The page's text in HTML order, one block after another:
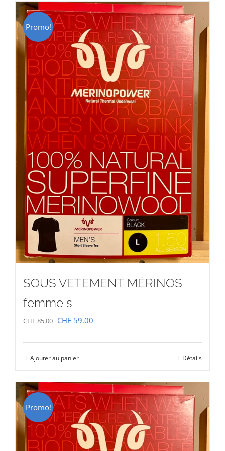
Promo!
SOUS VETEMENT MÉRINOS
femme s
CHF85.00 Le
initial
était :
CHF 85.00.
CHF 59.00
actuel
CHF 59.00.
Ajouter au panier Détails
Promo!